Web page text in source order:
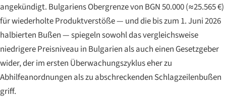
angekündigt. Bulgariens Obergrenze von BGN 50.000 (≈25.565 €)
für wiederholte Produktverstöße — und die bis zum 1. Juni 2026
halbierten Bußen — spiegeln sowohl das vergleichsweise
niedrigere Preisniveau in Bulgarien als auch einen Gesetzgeber
wider, der im ersten Überwachungszyklus eher zu
Abhilfeanordnungen als zu abschreckenden Schlagzeilenbußen
griff.